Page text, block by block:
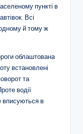
пункті в
Всі
й тому ж
облаштована
встановлені
та
водії
вписуються в